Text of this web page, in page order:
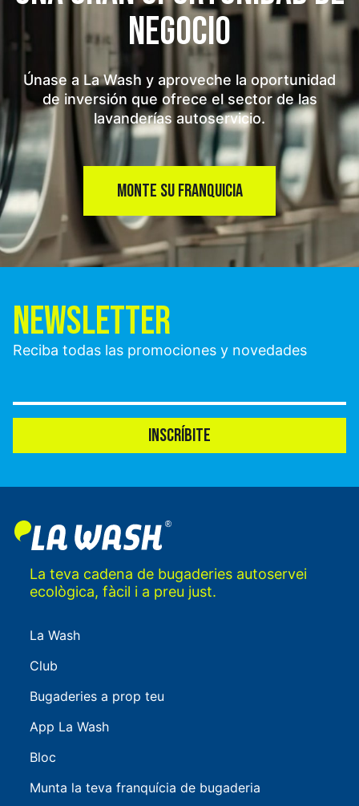
NEGOCIO
Únase a La Wash y aproveche la oportunidad
de inversión que ofrece el sector de las
lavanderías autoservicio.
MONTE SU FRANQUICIA
NEWSLETTER
Reciba todas las promociones y novedades
INSCRÍBITE
La teva cadena de bugaderies autoservei
ecològica, fàcil i a preu just.
La Wash
Club
Bugaderies a prop teu
App La Wash
Bloc
Munta la teva franquícia de bugaderia